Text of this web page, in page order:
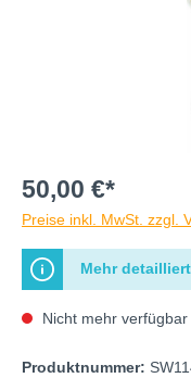
50,00 €*
Preise inkl. MwSt. zzgl.
Mehr
Nicht mehr verfügbar
Produktnummer: